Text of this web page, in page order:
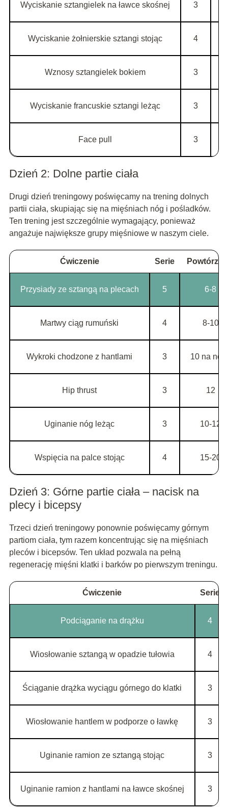
Wyciskanie sztangielek na ławce skośnej 3
Wyciskanie żołnierskie sztangi stojąc 4
Wznosy sztangielek bokiem 3
Wyciskanie francuskie sztangi leżąc 3
Face pull 3
Dzień 2: Dolne partie ciała
Drugi dzień treningowy poświęcamy na trening dolnych
partii ciała, skupiając się na mięśniach nóg i pośladków.
Ten trening jest szczególnie wymagający, ponieważ
angażuje największe grupy mięśniowe w naszym ciele.
Ćwiczenie Serie
Przysiady ze sztangą na plecach 5 6-8
Martwy ciąg rumuński 4 8-10
Wykroki chodzone z hantlami 3 10 na
Hip thrust 3 12
Uginanie nóg leżąc 3 10-12
Wspięcia na palce stojąc 4 15-20
Dzień 3: Górne partie ciała – nacisk na
plecy i bicepsy
Trzeci dzień treningowy ponownie poświęcamy górnym
partiom ciała, tym razem koncentrując się na mięśniach
pleców i bicepsów. Ten układ pozwala na pełną
regenerację mięśni klatki i barków po pierwszym treningu.
Ćwiczenie Serie
Podciąganie na drążku 4
Wiosłowanie sztangą w opadzie tułowia 4
Ściąganie drążka wyciągu górnego do klatki 3
Wiosłowanie hantlem w podporze o ławkę 3
Uginanie ramion ze sztangą stojąc 3
Uginanie ramion z hantlami na ławce skośnej 3